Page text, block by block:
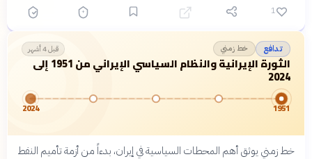
1
تدافع خط زمني قبل 4 أشهر
الثورة الإيرانية والنظام السياسي الإيراني من 1951 إلى
2024
1951
2024
خط زمني يوثق أهم المحطات السياسية في إيران، بدءاً من أزمة تأميم النفط